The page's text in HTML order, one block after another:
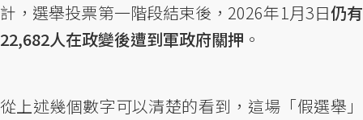
計，選舉投票第一階段結束後，2026年1月3日仍有
22,682人在政變後遭到軍政府關押 。
從上述幾個數字可以清楚的看到，這場「假選舉」